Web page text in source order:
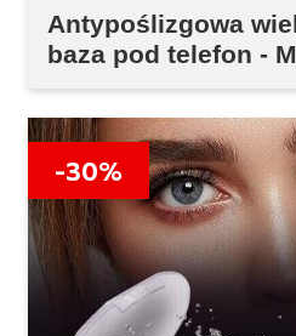
Antypoślizgowa
baza pod telefon -
-30%